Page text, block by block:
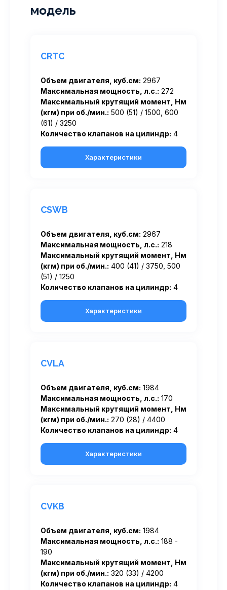
модель
CRTC
Объем двигателя, куб.см: 2967
Максимальная мощность, л.с.: 272
Максимальный крутящий момент, Нм
(кгм) при об./мин.: 500 (51) / 1500, 600
(61) / 3250
Количество клапанов на цилиндр: 4
Характеристики
CSWB
Объем двигателя, куб.см: 2967
Максимальная мощность, л.с.: 218
Максимальный крутящий момент, Нм
(кгм) при об./мин.: 400 (41) / 3750, 500
(51) / 1250
Количество клапанов на цилиндр: 4
Характеристики
CVLA
Объем двигателя, куб.см: 1984
Максимальная мощность, л.с.: 170
Максимальный крутящий момент, Нм
(кгм) при об./мин.: 270 (28) / 4400
Количество клапанов на цилиндр: 4
Характеристики
CVKB
Объем двигателя, куб.см: 1984
Максимальная мощность, л.с.: 188 -
190
Максимальный крутящий момент, Нм
(кгм) при об./мин.: 320 (33) / 4200
Количество клапанов на цилиндр: 4